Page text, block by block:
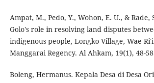
Ampat, M., Pedo, Y., Wohon, E. U., & Rade,
Golo's role in resolving land disputes
indigenous people, Longko Village, Wae
Manggarai Regency. Al Ahkam, 19(1), 48-
Boleng, Hermanus. Kepala Desa di Desa